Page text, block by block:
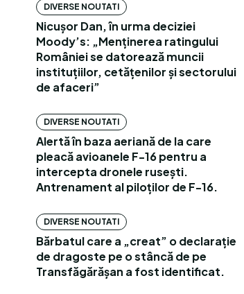
DIVERSE NOUTATI
Nicușor Dan, în urma deciziei
Moody’s: „Menținerea ratingului
României se datorează muncii
instituțiilor, cetățenilor și sectorului
de afaceri”
DIVERSE NOUTATI
Alertă în baza aeriană de la care
pleacă avioanele F-16 pentru a
intercepta dronele rusești.
Antrenament al piloților de F-16.
DIVERSE NOUTATI
Bărbatul care a „creat” o declarație
de dragoste pe o stâncă de pe
Transfăgărășan a fost identificat.